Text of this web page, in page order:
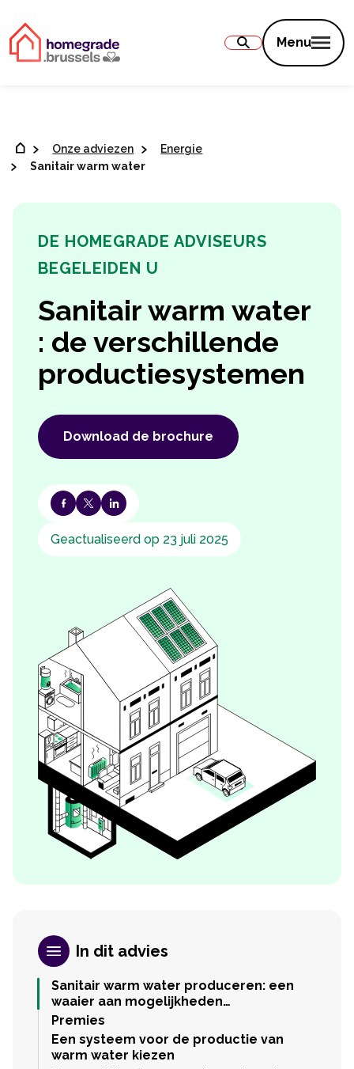
Menu
Onze adviezen
Energie
Sanitair warm water
DE HOMEGRADE ADVISEURS
BEGELEIDEN U
Sanitair warm water
: de verschillende
productiesystemen
Download de brochure
Geactualiseerd op 23 juli 2025
In dit advies
Sanitair warm water produceren: een
waaier aan mogelijkheden…
Premies
Een systeem voor de productie van
warm water kiezen